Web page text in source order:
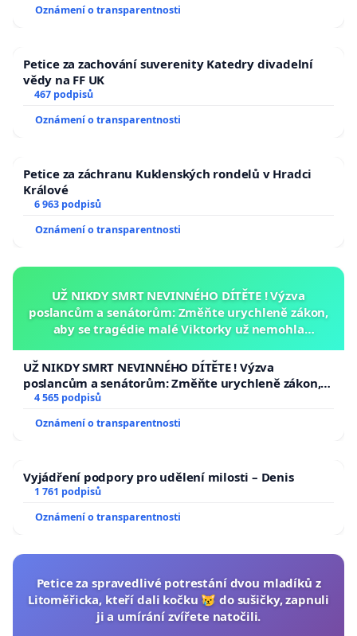
Oznámení o transparentnosti
Petice za zachování suverenity Katedry divadelní
vědy na FF UK
467 podpisů
Oznámení o transparentnosti
Petice za záchranu Kuklenských rondelů v Hradci
Králové
6 963 podpisů
Oznámení o transparentnosti
UŽ NIKDY SMRT NEVINNÉHO DÍTĚTE ! Výzva
poslancům a senátorům: Změňte urychleně zákon,
aby se tragédie malé Viktorky už nemohla
UŽ NIKDY SMRT NEVINNÉHO DÍTĚTE ! Výzva
poslancům a senátorům: Změňte urychleně zákon,
aby se tragédie malé Viktorky už nemohla opakovat!
4 565 podpisů
Oznámení o transparentnosti
Vyjádření podpory pro udělení milosti – Denis
1 761 podpisů
Oznámení o transparentnosti
Petice za spravedlivé potrestání dvou mladíků z
Litoměřicka, kteří dali kočku 😿 do sušičky, zapnuli
ji a umírání zvířete natočili.